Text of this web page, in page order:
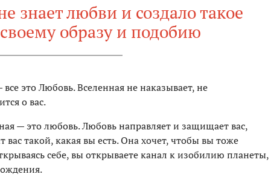
знает любви и создало такое
образу и подобию
это Любовь. Вселенная не наказывает, не
о вас.
— это любовь. Любовь направляет и защищает вас,
такой, какая вы есть. Она хочет, чтобы вы тоже
себе, вы открываете канал к изобилию планеты,